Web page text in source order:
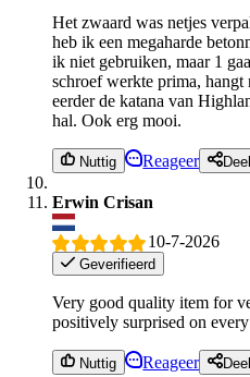
Het zwaard was netjes
heb ik een megaharde
ik niet gebruiken, maar 1
schroef werkte prima,
eerder de katana van
hal. Ook erg mooi.
Nuttig Reageer Deel
Erwin Crisan
10-7-2026
Geverifieerd
Very good quality item for
positively surprised on
Nuttig Reageer Deel